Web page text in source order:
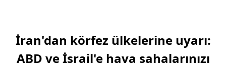
İran'dan körfez ülkelerine uyarı:
ABD ve İsrail'e hava sahalarınızı